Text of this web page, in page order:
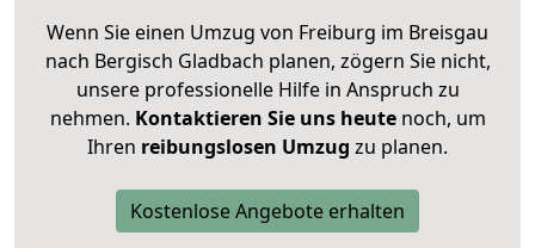
Wenn Sie einen Umzug von Freiburg im Breisgau
nach Bergisch Gladbach planen, zögern Sie nicht,
unsere professionelle Hilfe in Anspruch zu
nehmen. Kontaktieren Sie uns heutenoch, um
Ihren reibungslosen Umzug zu planen.
Kostenlose Angebote erhalten